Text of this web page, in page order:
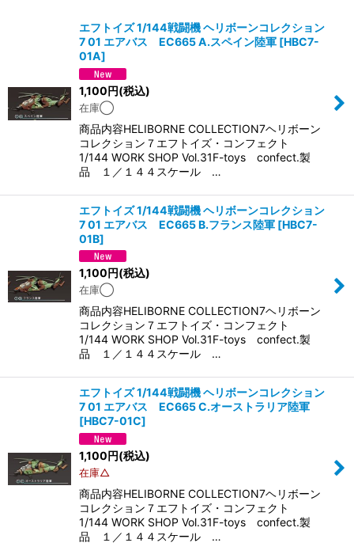
絞り込む
エフトイズ 1/144戦闘機 ヘリボーンコレクション
7 01 エアバス EC665 A.スペイン陸軍 [HBC7-
01A]
1,100円(税込)
在庫◯
商品内容HELIBORNE COLLECTION7ヘリボーン
コレクション７エフトイズ・コンフェクト
1/144 WORK SHOP Vol.31F-toys confect.製
品 １／１４４スケール …
エフトイズ 1/144戦闘機 ヘリボーンコレクション
7 01 エアバス EC665 B.フランス陸軍 [HBC7-
01B]
1,100円(税込)
在庫◯
商品内容HELIBORNE COLLECTION7ヘリボーン
コレクション７エフトイズ・コンフェクト
1/144 WORK SHOP Vol.31F-toys confect.製
品 １／１４４スケール …
エフトイズ 1/144戦闘機 ヘリボーンコレクション
7 01 エアバス EC665 C.オーストラリア陸軍
[HBC7-01C]
1,100円(税込)
在庫△
商品内容HELIBORNE COLLECTION7ヘリボーン
コレクション７エフトイズ・コンフェクト
1/144 WORK SHOP Vol.31F-toys confect.製
品 １／１４４スケール …